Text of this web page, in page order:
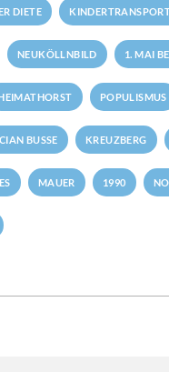
DIETE
NEUKÖLLNBILD 1. MAI
POPULISMUS
BUSSE KREUZBERG
MAUER 1990